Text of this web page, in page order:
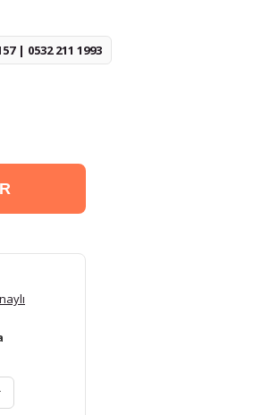
| 0532 211 1993